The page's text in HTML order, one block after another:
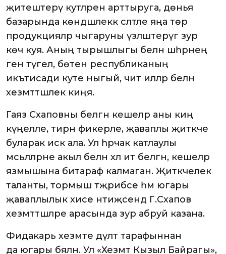
җитештерү куәтләрен арттыруга, дөнья
базарында көндәшлеккә сәләтле яңа төр
продукцияләр чыгаруны үзләштерүгә зур
көч куя. Аның тырышлыгы белән шәһәрнең
генә түгел, бөтен республиканың
икътисади куәте ныгый, чит илләр белән
хезмәттәшлек киңәя.
Гаяз Сәхаповны белгән кешеләр аны киң
күңелле, тирән фикерле, җаваплы җитәкче
буларак искә ала. Ул һәрчак катлаулы
мәсьәләләрне акыл белән хәл итә белгән, кешеләр
язмышына битараф калмаган. Җитәкчелек
таланты, тормыш тәҗрибәсе һәм югары
җаваплылык хисе нәтиҗәсендә Г.Сәхапов
хезмәттәшләре арасында зур абруй казана.
Фидакарь хезмәте дәүләт тарафыннан
да югары бәяләнә. Ул «Хезмәт Кызыл Байрагы»,